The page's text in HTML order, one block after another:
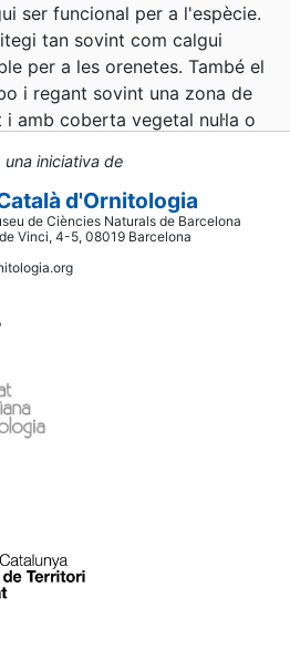
ser funcional per a l'espècie.
tan sovint com calgui
per a les orenetes. També el
i regant sovint una zona de
amb coberta vegetal nul·la o
una iniciativa de
d'Ornitologia
de Ciències Naturals de Barcelona
Vinci, 4-5, 08019 Barcelona